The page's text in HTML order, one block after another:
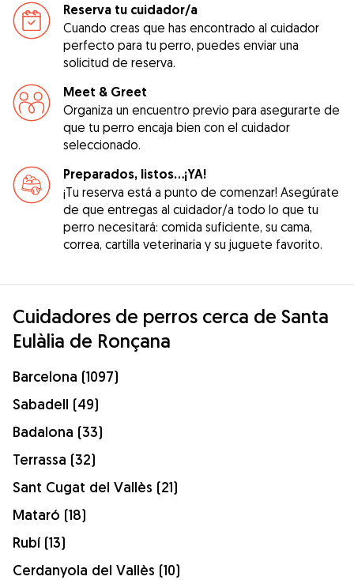
Reserva tu cuidador/a
Cuando creas que has encontrado al cuidador
perfecto para tu perro, puedes enviar una
solicitud de reserva.
Meet & Greet
Organiza un encuentro previo para asegurarte de
que tu perro encaja bien con el cuidador
seleccionado.
Preparados, listos...¡YA!
¡Tu reserva está a punto de comenzar! Asegúrate
de que entregas al cuidador/a todo lo que tu
perro necesitará: comida suficiente, su cama,
correa, cartilla veterinaria y su juguete favorito.
Cuidadores de perros cerca de Santa
Eulàlia de Ronçana
Barcelona (1097)
Sabadell (49)
Badalona (33)
Terrassa (32)
Sant Cugat del Vallès (21)
Mataró (18)
Rubí (13)
Cerdanyola del Vallès (10)